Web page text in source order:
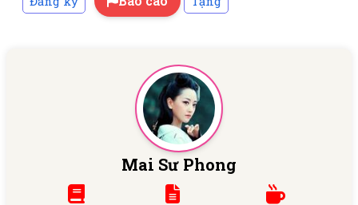
Mai Sư Phong